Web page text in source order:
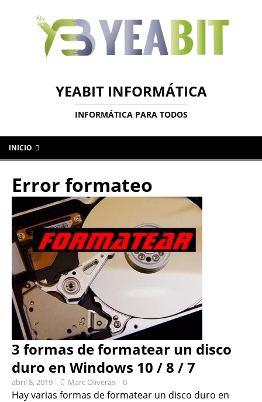
YEABIT INFORMÁTICA
INFORMÁTICA PARA TODOS
INICIO
Error formateo
3 formas de formatear un disco
duro en Windows 10 / 8 / 7
abril 8, 2019 Marc Oliveras 0
Hay varias formas de formatear un disco duro en